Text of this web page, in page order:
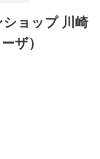
ョップ 川崎
ザ）